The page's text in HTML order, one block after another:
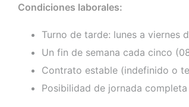
Condiciones laborales:
Turno de tarde: lunes a viernes
Un fin de semana cada cinco
Contrato estable (indefinido o
Posibilidad de jornada